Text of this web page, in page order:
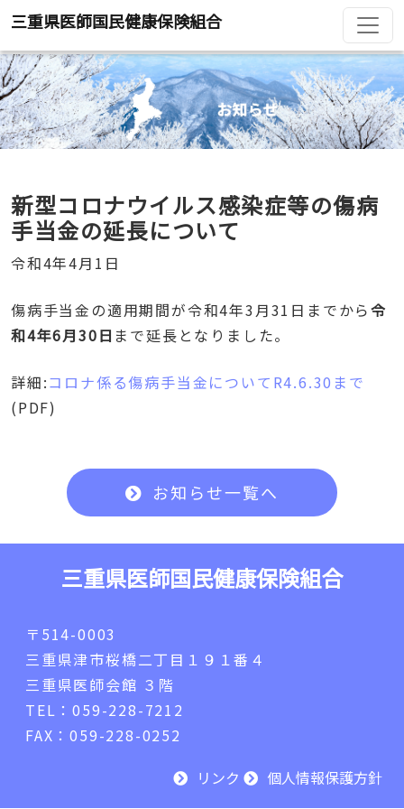
三重県医師国民健康保険組合
新型コロナウイルス感染症等の傷病
手当金の延長について
令和4年4月1日
傷病手当金の適用期間が令和4年3月31日までから令
和4年6月30日 まで延長となりました。
詳細:コロナ係る傷病手当金についてR4.6.30まで
(PDF)
お知らせ一覧へ
三重県医師国民健康保険組合
〒514-0003
三重県津市桜橋二丁目１９１番４
三重県医師会館 ３階
TEL：059-228-7212
FAX：059-228-0252
リンク
個人情報保護方針